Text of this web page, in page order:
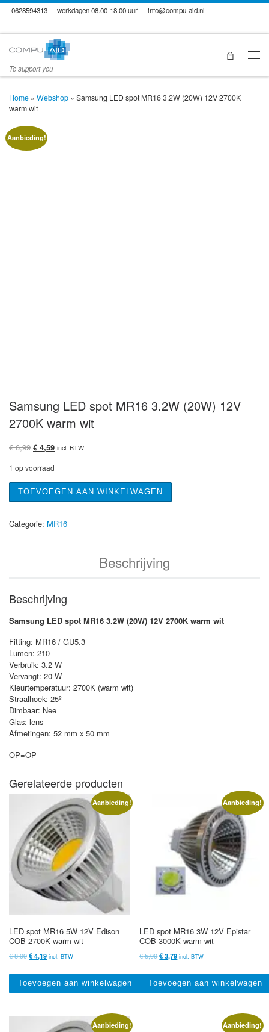
Skip to content
0628594313 werkdagen 08.00-18.00 uur info@compu-aid.nl
To support you
Home » Webshop » Samsung LED spot MR16 3.2W (20W) 12V 2700K
warm wit
Aanbieding!
Samsung LED spot MR16 3.2W (20W) 12V
2700K warm wit
€6,99 Oorspronkelijke prijs was: € 6,99.
€ 4,59Huidige prijs is: € 4,59.
incl. BTW
1 op voorraad
TOEVOEGEN AAN WINKELWAGEN
Categorie: MR16
Beschrijving
Beschrijving
Samsung LED spot MR16 3.2W (20W) 12V 2700K warm wit
Fitting: MR16 / GU5.3
Lumen: 210
Verbruik: 3.2 W
Vervangt: 20 W
Kleurtemperatuur: 2700K (warm wit)
Straalhoek: 25º
Dimbaar: Nee
Glas: lens
Afmetingen: 52 mm x 50 mm
OP=OP
Gerelateerde producten
Aanbieding!
LED spot MR16 5W 12V Edison
COB 2700K warm wit
€8,99Oorspronkelijke prijs was: € 8,99.
€ 4,19Huidige prijs is: € 4,19.
incl. BTW
Toevoegen aan winkelwagen
Aanbieding!
LED spot MR16 3W 12V Epistar
COB 3000K warm wit
€5,99Oorspronkelijke prijs was: € 5,99.
€ 3,79Huidige prijs is: € 3,79.
incl. BTW
Toevoegen aan winkelwagen
Aanbieding! Aanbieding!